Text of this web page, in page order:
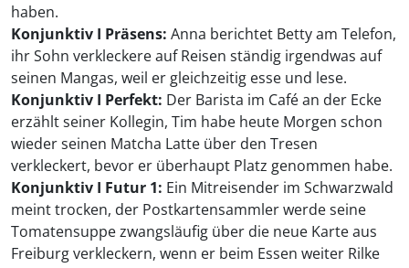
haben.
Konjunktiv I Präsens: Anna berichtet Betty am Telefon,
ihr Sohn verkleckere auf Reisen ständig irgendwas auf
seinen Mangas, weil er gleichzeitig esse und lese.
Konjunktiv I Perfekt: Der Barista im Café an der Ecke
erzählt seiner Kollegin, Tim habe heute Morgen schon
wieder seinen Matcha Latte über den Tresen
verkleckert, bevor er überhaupt Platz genommen habe.
Konjunktiv I Futur 1: Ein Mitreisender im Schwarzwald
meint trocken, der Postkartensammler werde seine
Tomatensuppe zwangsläufig über die neue Karte aus
Freiburg verkleckern, wenn er beim Essen weiter Rilke